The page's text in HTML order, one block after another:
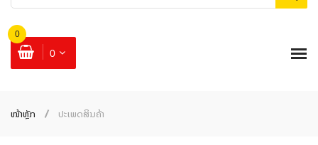
0
0
ໜ້າຫຼັກ ປະເພດສິນຄ້າ